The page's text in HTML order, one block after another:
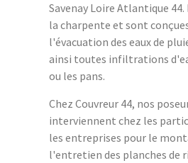
Savenay Loire Atlantique
la charpente et sont
l'évacuation des eaux de
ainsi toutes infiltrations
ou les pans.
Chez Couvreur 44, nos
interviennent chez les
les entreprises pour le
l'entretien des planches de